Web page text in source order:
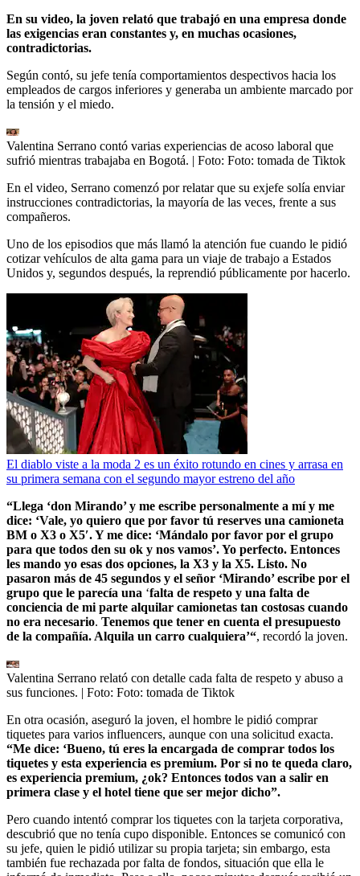
En su video, la joven relató que trabajó en una empresa donde
las exigencias eran constantes y, en muchas ocasiones,
contradictorias.
Según contó, su jefe tenía comportamientos despectivos hacia los
empleados de cargos inferiores y generaba un ambiente marcado por
la tensión y el miedo.
Valentina Serrano contó varias experiencias de acoso laboral que
sufrió mientras trabajaba en Bogotá. | Foto: Foto: tomada de Tiktok
En el video, Serrano comenzó por relatar que su exjefe solía enviar
instrucciones contradictorias, la mayoría de las veces, frente a sus
compañeros.
Uno de los episodios que más llamó la atención fue cuando le pidió
cotizar vehículos de alta gama para un viaje de trabajo a Estados
Unidos y, segundos después, la reprendió públicamente por hacerlo.
El diablo viste a la moda 2 es un éxito rotundo en cines y arrasa en
su primera semana con el segundo mayor estreno del año
“Llega ‘don Mirando’ y me escribe personalmente a mí y me
dice: ‘Vale, yo quiero que por favor tú reserves una camioneta
BM o X3 o X5′. Y me dice: ‘Mándalo por favor por el grupo
para que todos den su ok y nos vamos’. Yo perfecto. Entonces
les mando yo esas dos opciones, la X3 y la X5. Listo. No
pasaron más de 45 segundos y el señor ‘Mirando’ escribe por el
grupo que le parecía una ‘falta de respeto y una falta de
conciencia de mi parte alquilar camionetas tan costosas cuando
no era necesario. Tenemos que tener en cuenta el presupuesto
de la compañía. Alquila un carro cualquiera’“, recordó la joven.
Valentina Serrano relató con detalle cada falta de respeto y abuso a
sus funciones. | Foto: Foto: tomada de Tiktok
En otra ocasión, aseguró la joven, el hombre le pidió comprar
tiquetes para varios influencers, aunque con una solicitud exacta.
“Me dice: ‘Bueno, tú eres la encargada de comprar todos los
tiquetes y esta experiencia es premium. Por si no te queda claro,
es experiencia premium, ¿ok? Entonces todos van a salir en
primera clase y el hotel tiene que ser mejor dicho”.
Pero cuando intentó comprar los tiquetes con la tarjeta corporativa,
descubrió que no tenía cupo disponible. Entonces se comunicó con
su jefe, quien le pidió utilizar su propia tarjeta; sin embargo, esta
también fue rechazada por falta de fondos, situación que ella le